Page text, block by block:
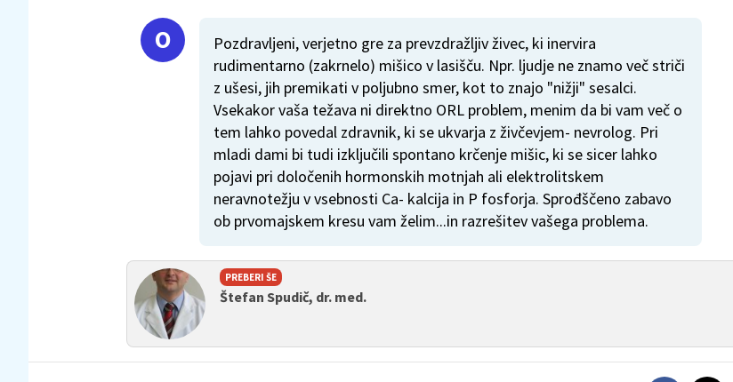
Pozdravljeni, verjetno gre za prevzdražljiv živec, ki inervira
rudimentarno (zakrnelo) mišico v lasišču. Npr. ljudje ne znamo več striči
z ušesi, jih premikati v poljubno smer, kot to znajo "nižji" sesalci.
Vsekakor vaša težava ni direktno ORL problem, menim da bi vam več o
tem lahko povedal zdravnik, ki se ukvarja z živčevjem- nevrolog. Pri
mladi dami bi tudi izključili spontano krčenje mišic, ki se sicer lahko
pojavi pri določenih hormonskih motnjah ali elektrolitskem
neravnotežju v vsebnosti Ca- kalcija in P fosforja. Sprođščeno zabavo
ob prvomajskem kresu vam želim...in razrešitev vašega problema.
PREBERI ŠE
Štefan Spudič, dr. med.